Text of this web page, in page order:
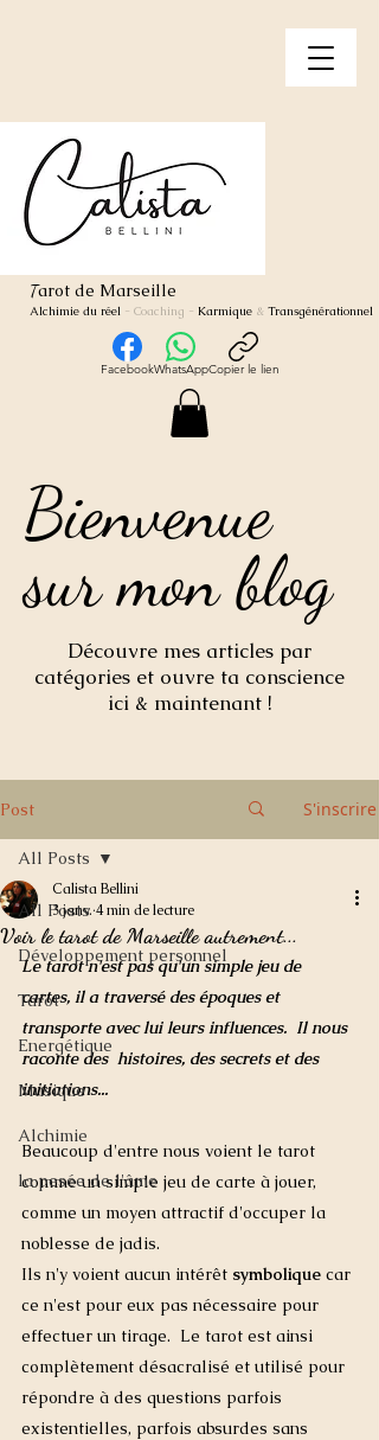
Tarot de Marseille
Alchimie du réel - Coaching - Karmique & Transgénérationnel
FacebookWhatsAppCopier le lien
Bienvenue
sur mon blog
Bienvenue
sur mon blog
Découvre mes articles par
catégories et ouvre ta conscience
ici & maintenant !
Post S'inscrire
All Posts
Développement personnel
Tarot
Energétique
Musique
Alchimie
la pesée de l'âme
All Posts
Voir le tarot de Marseille autrement...
Calista Bellini
3 janv. 4 min de lecture
Le tarot n'est pas qu'un simple jeu de
cartes, il a traversé des époques et
transporte avec lui leurs influences.  Il nous
raconte des  histoires, des secrets et des
initiations...
Beaucoup d'entre nous voient le tarot
comme un simple jeu de carte à jouer,
comme un moyen attractif d'occuper la
noblesse de jadis.
Ils n'y voient aucun intérêt symbolique car
ce n'est pour eux pas nécessaire pour
effectuer un tirage.  Le tarot est ainsi
complètement désacralisé et utilisé pour
répondre à des questions parfois
existentielles, parfois absurdes sans